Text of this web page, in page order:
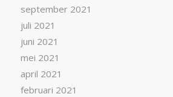
september 2021
juli 2021
juni 2021
mei 2021
april 2021
februari 2021